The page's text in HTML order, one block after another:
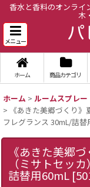
香水と香料のオンラ
木
メニュー
ホーム 商品カテゴリ
ホーム > ルームスプレー
> 《あきた美郷づくり
フレグランス 30mL/詰替
《あきた美郷
（ミサトセッ
詰替用60mL [